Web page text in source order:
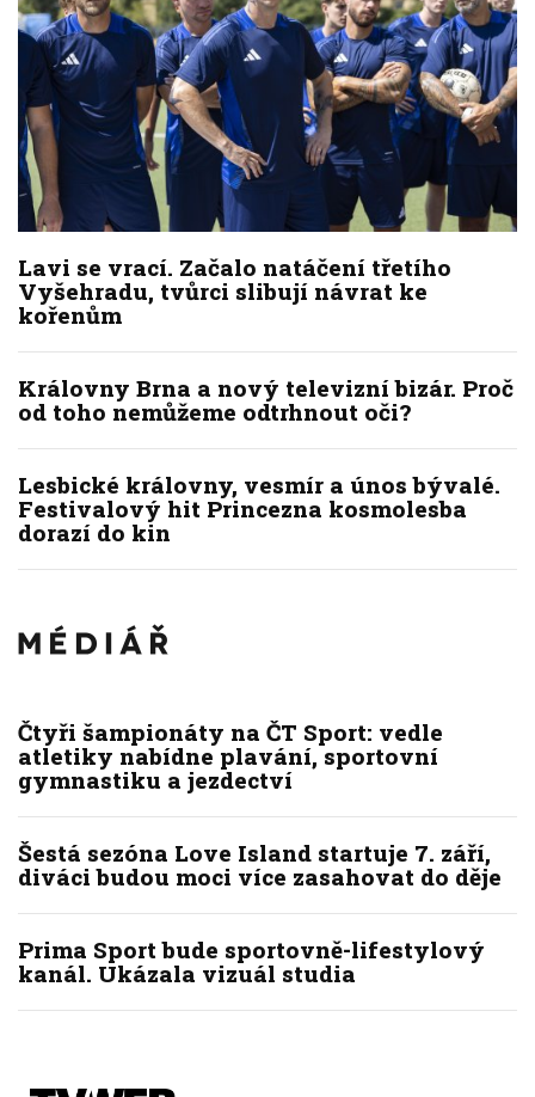
Lavi se vrací. Začalo natáčení třetího
Vyšehradu, tvůrci slibují návrat ke
kořenům
Královny Brna a nový televizní bizár. Proč
od toho nemůžeme odtrhnout oči?
Lesbické královny, vesmír a únos bývalé.
Festivalový hit Princezna kosmolesba
dorazí do kin
Čtyři šampionáty na ČT Sport: vedle
atletiky nabídne plavání, sportovní
gymnastiku a jezdectví
Šestá sezóna Love Island startuje 7. září,
diváci budou moci více zasahovat do děje
Prima Sport bude sportovně-lifestylový
kanál. Ukázala vizuál studia